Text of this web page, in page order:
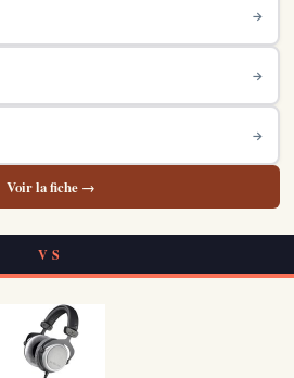
→
→
→
Voir la fiche →
VS